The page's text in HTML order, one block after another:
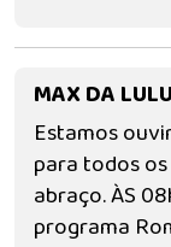
Estamos
para todos
abraço. ÀS
programa